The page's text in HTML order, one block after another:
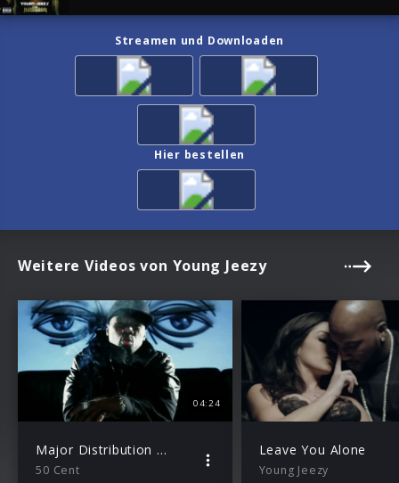
Streamen und Downloaden
Hier bestellen
Weitere Videos von Young Jeezy
04:24
Major Distribution feat. Snoop Dogg und Young Jeezy
50 Cent
Leave You Alone
Young Jeezy